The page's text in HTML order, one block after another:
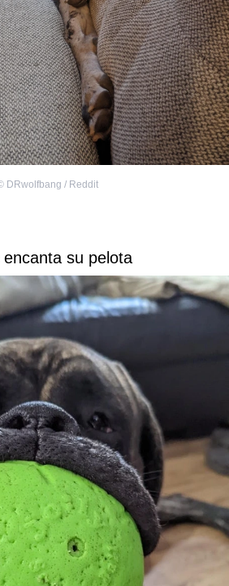
DRwolfbang / Reddit
encanta su pelota